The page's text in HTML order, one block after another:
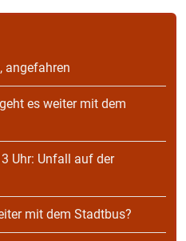
angefahren
es weiter mit dem
Uhr: Unfall auf der
mit dem Stadtbus?